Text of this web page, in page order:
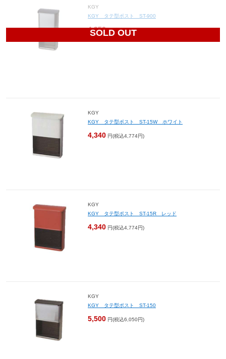
SOLD OUT
KGY
KGY タテ型ポスト ST-900
4,950 円(税込5,445円)
KGY
KGY タテ型ポスト ST-15W ホワイト
4,340 円(税込4,774円)
KGY
KGY タテ型ポスト ST-15R レッド
4,340 円(税込4,774円)
KGY
KGY タテ型ポスト ST-150
5,500 円(税込6,050円)